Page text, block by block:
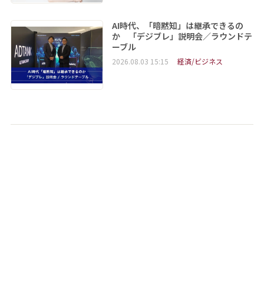
AI時代、「暗黙知」は継承できるの
か 「デジブレ」説明会／ラウンドテ
ーブル
2026.08.03 15:15 経済/ビジネス